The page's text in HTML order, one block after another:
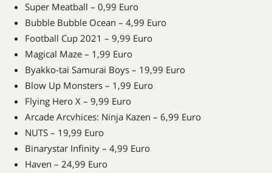
Super Meatball – 0,99 Euro
Bubble Bubble Ocean – 4,99 Euro
Football Cup 2021 – 9,99 Euro
Magical Maze – 1,99 Euro
Byakko-tai Samurai Boys – 19,99 Euro
Blow Up Monsters – 1,99 Euro
Flying Hero X – 9,99 Euro
Arcade Arcvhices: Ninja Kazen – 6,99 Euro
NUTS – 19,99 Euro
Binarystar Infinity – 4,99 Euro
Haven – 24,99 Euro